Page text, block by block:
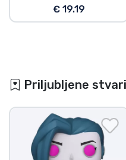
€ 19.19
Priljubljene